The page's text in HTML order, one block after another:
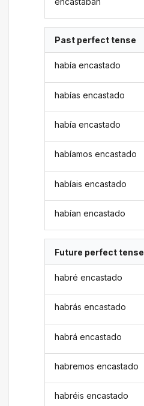
Past perfect tense
había encastado
habías encastado
había encastado
habíamos encastado
habíais encastado
habían encastado
Future perfect tense
habré encastado
habrás encastado
habrá encastado
habremos encastado
habréis encastado